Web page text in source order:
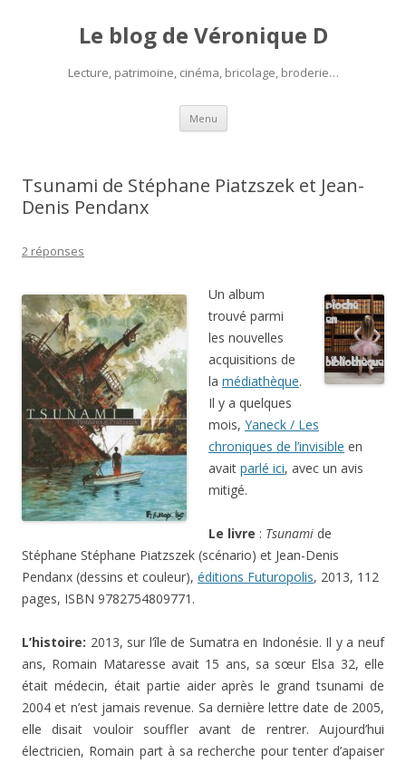
Le blog de Véronique D
Lecture, patrimoine, cinéma, bricolage, broderie…
Menu Aller
contenu
Tsunami de Stéphane Piatzszek et Jean-
Denis Pendanx
2 réponses
Un album
trouvé parmi
les nouvelles
acquisitions de
la médiathèque.
Il y a quelques
mois, Yaneck / Les
chroniques de l’invisible en
avait parlé ici, avec un avis
mitigé.
Le livre : Tsunami de
Stéphane Stéphane Piatzszek (scénario) et Jean-Denis
Pendanx (dessins et couleur), éditions Futuropolis, 2013, 112
pages, ISBN 9782754809771.
L’histoire: 2013, sur l’île de Sumatra en Indonésie. Il y a neuf
ans, Romain Mataresse avait 15 ans, sa sœur Elsa 32, elle
était médecin, était partie aider après le grand tsunami de
2004 et n’est jamais revenue. Sa dernière lettre date de 2005,
elle disait vouloir souffler avant de rentrer. Aujourd’hui
électricien, Romain part à sa recherche pour tenter d’apaiser